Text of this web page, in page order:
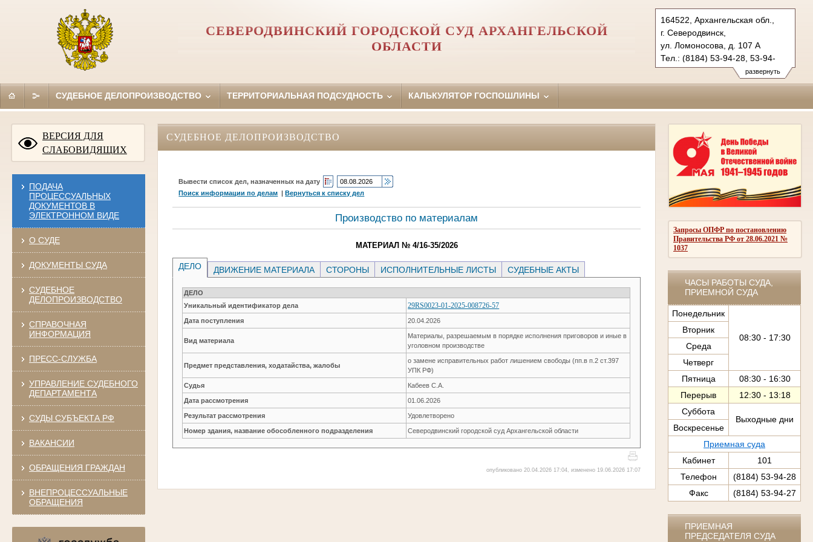
развернуть
164522, Архангельская обл.,
г. Северодвинск,
ул. Ломоносова, д. 107 А
Тел.: (8184) 53-94-28, 53-94-
27 (ф.)
seversud.arh@sudrf.ru
СЕВЕРОДВИНСКИЙ ГОРОДСКОЙ СУД АРХАНГЕЛЬСКОЙ
ОБЛАСТИ
СУДЕБНОЕ ДЕЛОПРОИЗВОДСТВО ТЕРРИТОРИАЛЬНАЯ ПОДСУДНОСТЬ КАЛЬКУЛЯТОР ГОСПОШЛИНЫ
ВЕРСИЯ ДЛЯ
СЛАБОВИДЯЩИХ
ПОДАЧА
ПРОЦЕССУАЛЬНЫХ
ДОКУМЕНТОВ В
ЭЛЕКТРОННОМ ВИДЕ
О СУДЕ
ДОКУМЕНТЫ СУДА
СУДЕБНОЕ
ДЕЛОПРОИЗВОДСТВО
СПРАВОЧНАЯ
ИНФОРМАЦИЯ
ПРЕСС-СЛУЖБА
УПРАВЛЕНИЕ СУДЕБНОГО
ДЕПАРТАМЕНТА
СУДЫ СУБЪЕКТА РФ
ВАКАНСИИ
ОБРАЩЕНИЯ ГРАЖДАН
ВНЕПРОЦЕССУАЛЬНЫЕ
ОБРАЩЕНИЯ
Запросы ОПФР по постановлению
Правительства РФ от 28.06.2021 №
1037
ЧАСЫ РАБОТЫ СУДА,
ПРИЕМНОЙ СУДА
Понедельник
08:30 - 17:30
Вторник
Среда
Четверг
Пятница
08:30 - 16:30
Перерыв
12:30 - 13:18
Суббота
Выходные дни
Воскресенье
Приемная суда
Кабинет
101
Телефон
(8184) 53-94-28
Факс
(8184) 53-94-27
ПРИЕМНАЯ
ПРЕДСЕДАТЕЛЯ СУДА
СУДЕБНОЕ ДЕЛОПРОИЗВОДСТВО
Вывести список дел, назначенных на дату
Поиск информации по делам |Вернуться к списку дел
Производство по материалам
МАТЕРИАЛ № 4/16-35/2026
ДЕЛО ДВИЖЕНИЕ МАТЕРИАЛА СТОРОНЫ ИСПОЛНИТЕЛЬНЫЕ ЛИСТЫ СУДЕБНЫЕ АКТЫ
ДЕЛО
Уникальный идентификатор дела
29RS0023-01-2025-008726-57
Дата поступления 20.04.2026
Вид материала
Материалы, разрешаемым в порядке исполнения приговоров и иные в
уголовном производстве
Предмет представления, ходатайства, жалобы
о замене исправительных работ лишением свободы (пп.в п.2 ст.397
УПК РФ)
Судья Кабеев С.А.
Дата рассмотрения 01.06.2026
Результат рассмотрения Удовлетворено
Номер здания, название обособленного подразделения Северодвинский городской суд Архангельской области
опубликовано 20.04.2026 17:04, изменено 19.06.2026 17:07